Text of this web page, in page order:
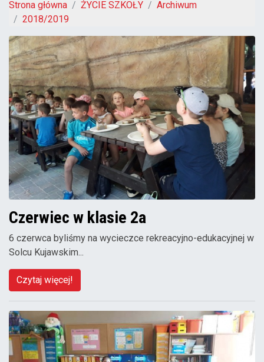
Strona główna ŻYCIE SZKOŁY
Archiwum
2018/2019
Czerwiec w klasie 2a
6 czerwca byliśmy na wycieczce rekreacyjno-edukacyjnej w
Solcu Kujawskim...
Czytaj więcej!